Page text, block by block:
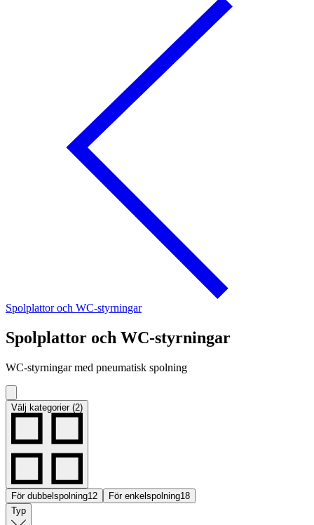
Spolplattor och WC-styrningar
Spolplattor och WC-styrningar
WC-styrningar med pneumatisk spolning
Välj kategorier (2)
För dubbelspolning12 För enkelspolning18
Typ